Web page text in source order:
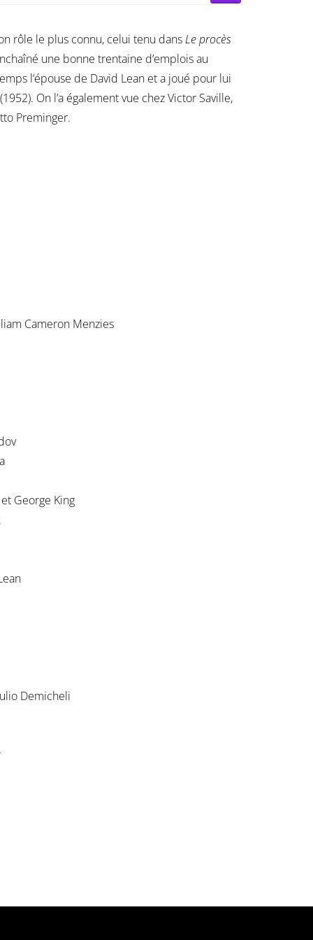
rôle le plus connu, celui tenu dansLe procès
une bonne trentaine d’emplois au
l’épouse de David Lean et a joué pour lui
On l’a également vue chez Victor Saville,
Preminger.
Cameron Menzies
George King
Demicheli